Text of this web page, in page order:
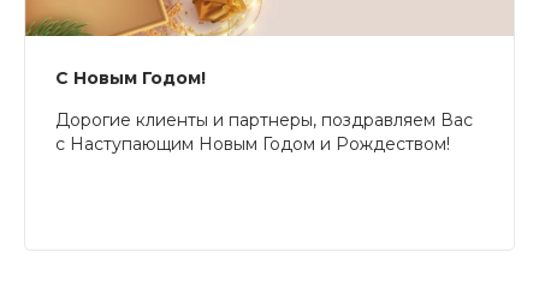
С Новым Годом!
Дорогие клиенты и партнеры, поздравляем Вас
с Наступающим Новым Годом и Рождеством!